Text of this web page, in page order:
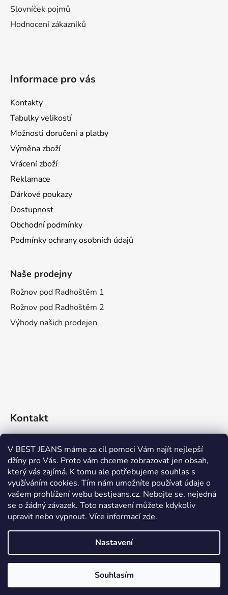
V BEST JEANS máme za cíl pomoci Vám najít nejlepší
džíny pro Vás. Proto vám chceme zobrazovat jen obsah,
který vás zajímá. K tomu ale potřebujeme souhlas s
využíváním cookies. Tím nám umožníte používat údaje o
vašem prohlížení webu bestjeans.cz. Nebojte se, nejedná
se o žádný závazek. Toto nastavení můžete kdykoliv
upravit nebo vypnout. Více informacízde.
Nastavení
Souhlasím
Slovníček pojmů
Hodnocení zákazníků
Informace pro vás
Kontakty
Tabulky velikostí
Možnosti doručení a platby
Výměna zboží
Vrácení zboží
Reklamace
Dárkové poukazy
Dostupnost
Obchodní podmínky
Podmínky ochrany osobních údajů
Naše prodejny
Rožnov pod Radhoštěm 1
Rožnov pod Radhoštěm 2
Výhody našich prodejen
Kontakt
eshop@bestjeans.cz
+420 771 200 468
+420 771 200 468
Vytvořil Shoptet
BEST JEANS. Všechna práva vyhrazena.
Upravit nastavení cookies